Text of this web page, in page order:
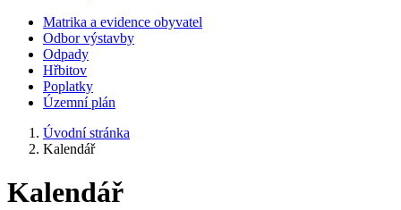
Matrika a evidence obyvatel
Odbor výstavby
Odpady
Hřbitov
Poplatky
Územní plán
Úvodní stránka
Kalendář
Kalendář